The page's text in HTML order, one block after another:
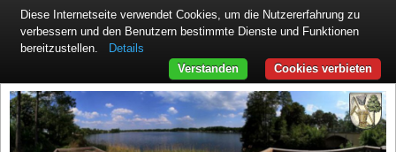
Diese Internetseite verwendet Cookies, um die Nutzererfahrung zu
verbessern und den Benutzern bestimmte Dienste und Funktionen
bereitzustellen.
Details
Cookies verbieten
Verstanden